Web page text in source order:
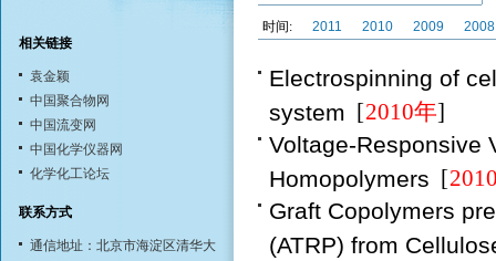
相关链接
袁金颖
中国聚合物网
中国流变网
中国化学仪器网
化学化工论坛
联系方式
通信地址：北京市海淀区清华大
时间: 2011 2010 2009 2008
Electrospinning of
system [2010年]
Voltage-Responsive
Homopolymers [
Graft Copolymers
(ATRP) from